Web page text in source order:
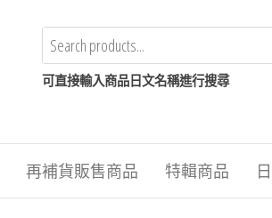
可直接輸入商品日文名稱進行搜尋
再補貨販售商品 特輯商品